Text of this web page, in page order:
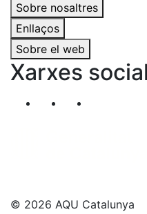
Sobre nosaltres
Enllaços
Sobre el web
Xarxes
Segueix-nos
© 2026 AQU Catalunya